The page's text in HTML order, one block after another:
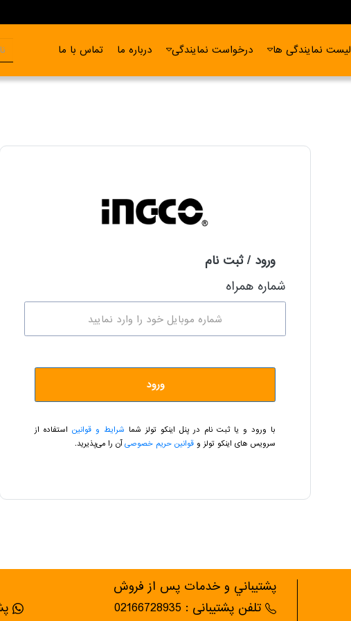
لیست نمایندگی ها درخواست نمایندگی درباره ما تماس با ما
ورود / ثبت نام
شماره همراه
ورود
با ورود و یا ثبت نام در پنل اینکو تولز شما شرایط و قوانین استفاده از
سرویس های اینکو تولز و قوانین حریم خصوصیآن را می‌پذیرید.
پشتيباني و خدمات پس از فروش
تلفن پشتیبانی : 02166728935